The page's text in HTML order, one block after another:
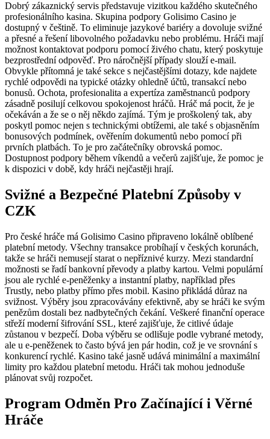
Dobrý zákaznický servis představuje vizitkou každého skutečného
profesionálního kasina. Skupina podpory Golisimo Casino je
dostupný v češtině. To eliminuje jazykové bariéry a dovoluje svižné
a přesné a řešení libovolného požadavku nebo problému. Hráči mají
možnost kontaktovat podporu pomocí živého chatu, který poskytuje
bezprostřední odpověď. Pro náročnější případy slouží e-mail.
Obvykle přítomná je také sekce s nejčastějšími dotazy, kde najdete
rychlé odpovědi na typické otázky ohledně účtů, transakcí nebo
bonusů. Ochota, profesionalita a expertíza zaměstnanců podpory
zásadně posilují celkovou spokojenost hráčů. Hráč má pocit, že je
očekáván a že se o něj někdo zajímá. Tým je proškolený tak, aby
poskytl pomoc nejen s technickými obtížemi, ale také s objasněním
bonusových podmínek, ověřením dokumentů nebo pomocí při
prvních platbách. To je pro začátečníky obrovská pomoc.
Dostupnost podpory během víkendů a večerů zajišťuje, že pomoc je
k dispozici v době, kdy hráči nejčastěji hrají.
Svižné a Bezpečné Platební Způsoby v
CZK
Pro české hráče má Golisimo Casino připraveno lokálně oblíbené
platební metody. Všechny transakce probíhají v českých korunách,
takže se hráči nemusejí starat o nepříznivé kurzy. Mezi standardní
možnosti se řadí bankovní převody a platby kartou. Velmi populární
jsou ale rychlé e-peněženky a instantní platby, například přes
Trustly, nebo platby přímo přes mobil. Kasino přikládá důraz na
svižnost. Výběry jsou zpracovávány efektivně, aby se hráči ke svým
penězům dostali bez nadbytečných čekání. Veškeré finanční operace
střeží moderní šifrování SSL, které zajišťuje, že citlivé údaje
zůstanou v bezpečí. Doba výběru se odlišuje podle vybrané metody,
ale u e-peněženek to často bývá jen pár hodin, což je ve srovnání s
konkurencí rychlé. Kasino také jasně udává minimální a maximální
limity pro každou platební metodu. Hráči tak mohou jednoduše
plánovat svůj rozpočet.
Program Odměn Pro Začínající i Věrné
Hráče